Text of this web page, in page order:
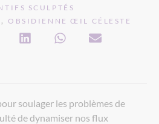
SCULPTÉS
,OBSIDIENNE ŒIL CÉLESTE
soulager les problèmes de
de dynamiser nos flux